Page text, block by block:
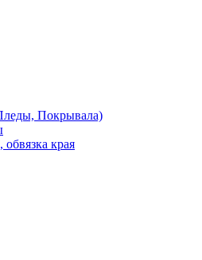
Покрывала)
края